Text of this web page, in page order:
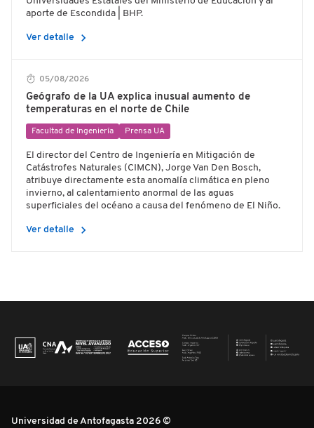
aporte de Escondida | BHP.
Ver detalle chevron_right
05/08/2026
Geógrafo de la UA explica inusual aumento de
temperaturas en el norte de Chile
Facultad de Ingeniería Prensa UA
El director del Centro de Ingeniería en Mitigación de
Catástrofes Naturales (CIMCN), Jorge Van Den Bosch,
atribuye directamente esta anomalía climática en pleno
invierno, al calentamiento anormal de las aguas
superficiales del océano a causa del fenómeno de El Niño.
Ver detalle chevron_right
Universidad de Antofagasta 2026 ©